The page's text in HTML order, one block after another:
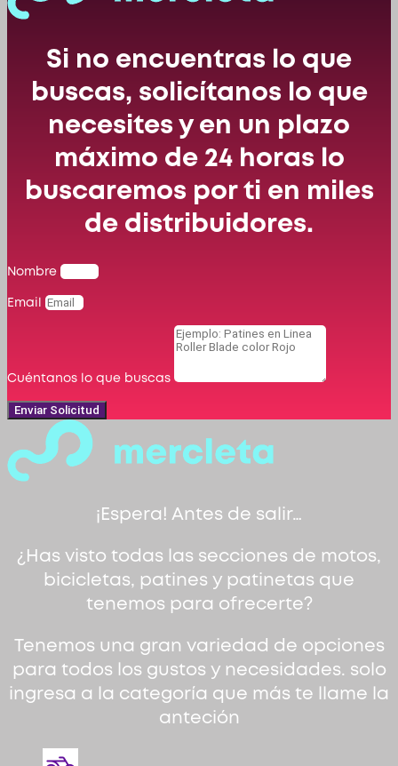
Si no encuentras lo que
buscas, solicítanos lo que
necesites y en un plazo
máximo de 24 horas lo
buscaremos por ti en miles
de distribuidores.
Nombre
Email
Cuéntanos lo que buscas
Enviar Solicitud
¡Espera! Antes de salir…
¿Has visto todas las secciones de motos,
bicicletas, patines y patinetas que
tenemos para ofrecerte?
Tenemos una gran variedad de opciones
para todos los gustos y necesidades. solo
ingresa a la categoría que más te llame la
anteción